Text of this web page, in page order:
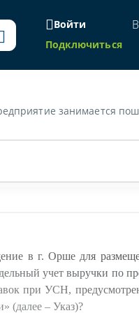
Войти
Подключиться
на применение пониженных ставок при УСН, предусмотренных Указом Президента Республики
в г. Орше для
учет выручки по
при УСН,
(далее – Указ)?